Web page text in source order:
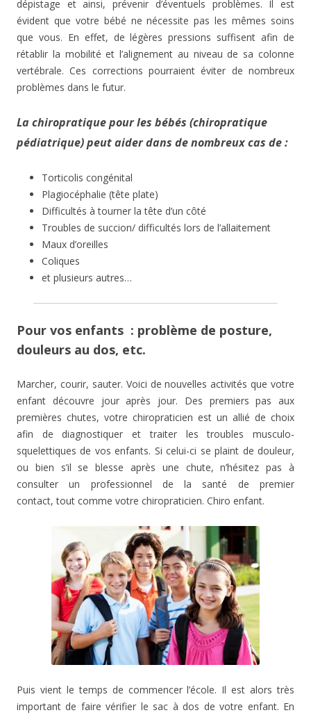
dépistage et ainsi, prévenir d’éventuels problèmes. Il est
évident que votre bébé ne nécessite pas les mêmes soins
que vous. En effet, de légères pressions suffisent afin de
rétablir la mobilité et l’alignement au niveau de sa colonne
vertébrale. Ces corrections pourraient éviter de nombreux
problèmes dans le futur.
La chiropratique pour les bébés (chiropratique
pédiatrique) peut aider dans de nombreux cas de :
Torticolis congénital
Plagiocéphalie (tête plate)
Difficultés à tourner la tête d’un côté
Troubles de succion/ difficultés lors de l’allaitement
Maux d’oreilles
Coliques
et plusieurs autres…
Pour vos enfants : problème de posture,
douleurs au dos, etc.
Marcher, courir, sauter. Voici de nouvelles activités que votre
enfant découvre jour après jour. Des premiers pas aux
premières chutes, votre chiropraticien est un allié de choix
afin de diagnostiquer et traiter les troubles musculo-
squelettiques de vos enfants. Si celui-ci se plaint de douleur,
ou bien s’il se blesse après une chute, n’hésitez pas à
consulter un professionnel de la santé de premier
contact, tout comme votre chiropraticien. Chiro enfant.
Puis vient le temps de commencer l’école. Il est alors très
important de faire vérifier le sac à dos de votre enfant. En